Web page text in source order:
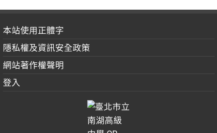
本站使用正體字
隱私權及資訊安全政策
網站著作權聲明
登入